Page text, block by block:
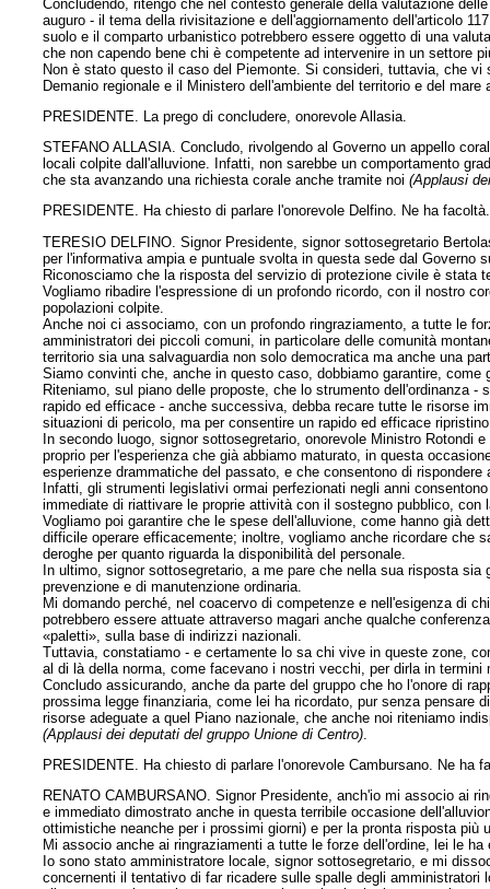
Concludendo, ritengo che nel contesto generale della valutazione
auguro - il tema della rivisitazione e dell'aggiornamento dell'articolo
suolo e il comparto urbanistico potrebbero essere oggetto di una
che non capendo bene chi è competente ad intervenire in un settore
Non è stato questo il caso del Piemonte. Si consideri, tuttavia, che
Demanio regionale e il Ministero dell'ambiente del territorio e del
PRESIDENTE. La prego di concludere, onorevole Allasia.
STEFANO ALLASIA. Concludo, rivolgendo al Governo un appello
locali colpite dall'alluvione. Infatti, non sarebbe un comportamento
che sta avanzando una richiesta corale anche tramite noi(Applausi
PRESIDENTE. Ha chiesto di parlare l'onorevole Delfino. Ne ha facoltà.
TERESIO DELFINO. Signor Presidente, signor sottosegretario
per l'informativa ampia e puntuale svolta in questa sede dal
Riconosciamo che la risposta del servizio di protezione civile è stata
Vogliamo ribadire l'espressione di un profondo ricordo, con il nostro
popolazioni colpite.
Anche noi ci associamo, con un profondo ringraziamento, a tutte le
amministratori dei piccoli comuni, in particolare delle comunità
territorio sia una salvaguardia non solo democratica ma anche una
Siamo convinti che, anche in questo caso, dobbiamo garantire,
Riteniamo, sul piano delle proposte, che lo strumento dell'ordinanza
rapido ed efficace - anche successiva, debba recare tutte le risorse
situazioni di pericolo, ma per consentire un rapido ed efficace
In secondo luogo, signor sottosegretario, onorevole Ministro Rotondi
proprio per l'esperienza che già abbiamo maturato, in questa
esperienze drammatiche del passato, e che consentono di
Infatti, gli strumenti legislativi ormai perfezionati negli anni
immediate di riattivare le proprie attività con il sostegno pubblico, con
Vogliamo poi garantire che le spese dell'alluvione, come hanno già
difficile operare efficacemente; inoltre, vogliamo anche ricordare che
deroghe per quanto riguarda la disponibilità del personale.
In ultimo, signor sottosegretario, a me pare che nella sua risposta
prevenzione e di manutenzione ordinaria.
Mi domando perché, nel coacervo di competenze e nell'esigenza di
potrebbero essere attuate attraverso magari anche qualche
«paletti», sulla base di indirizzi nazionali.
Tuttavia, constatiamo - e certamente lo sa chi vive in queste zone,
al di là della norma, come facevano i nostri vecchi, per dirla in
Concludo assicurando, anche da parte del gruppo che ho l'onore di
prossima legge finanziaria, come lei ha ricordato, pur senza pensare
risorse adeguate a quel Piano nazionale, che anche noi riteniamo
(Applausi dei deputati del gruppo Unione di Centro)
PRESIDENTE. Ha chiesto di parlare l'onorevole Cambursano. Ne ha
RENATO CAMBURSANO. Signor Presidente, anch'io mi associo ai
e immediato dimostrato anche in questa terribile occasione
ottimistiche neanche per i prossimi giorni) e per la pronta risposta più
Mi associo anche ai ringraziamenti a tutte le forze dell'ordine, lei le
Io sono stato amministratore locale, signor sottosegretario, e mi
concernenti il tentativo di far ricadere sulle spalle degli